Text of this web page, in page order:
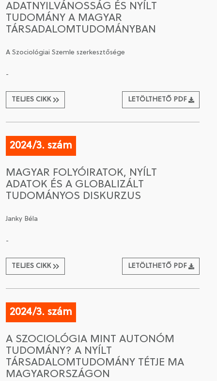
ADATNYILVÁNOSSÁG ÉS NYÍLT
TUDOMÁNY A MAGYAR
TÁRSADALOMTUDOMÁNYBAN
A Szociológiai Szemle szerkesztősége
-
TELJES CIKK LETÖLTHETŐ PDF
2024/3. szám
MAGYAR FOLYÓIRATOK, NYÍLT
ADATOK ÉS A GLOBALIZÁLT
TUDOMÁNYOS DISKURZUS
Janky Béla
-
TELJES CIKK LETÖLTHETŐ PDF
2024/3. szám
A SZOCIOLÓGIA MINT AUTONÓM
TUDOMÁNY? A NYÍLT
TÁRSADALOMTUDOMÁNY TÉTJE MA
MAGYARORSZÁGON